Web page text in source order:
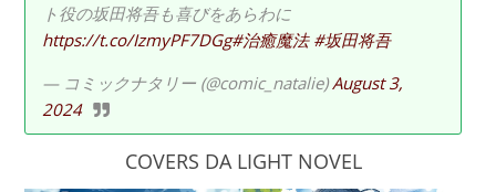
ト役の坂田将吾も喜びをあらわに
https://t.co/IzmyPF7DGg#治癒魔法 #坂田将吾
— コミックナタリー (@comic_natalie)August 3,
2024
COVERS DA LIGHT NOVEL